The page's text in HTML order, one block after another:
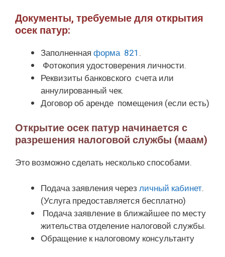
Документы, требуемые для открытия
осек патур:
Заполненная форма 821 .
Фотокопия удостоверения личности.
Реквизиты банковского счета или
аннулированный чек.
Договор об аренде помещения (если есть)
Открытие осек патур начинается с
разрешения налоговой службы (маам)
Это возможно сделать несколько способами.
Подача заявления через личный кабинет.
(Услуга предоставляется бесплатно)
Подача заявление в ближайшее по месту
жительства отделение налоговой службы.
Обращение к налоговому консультанту